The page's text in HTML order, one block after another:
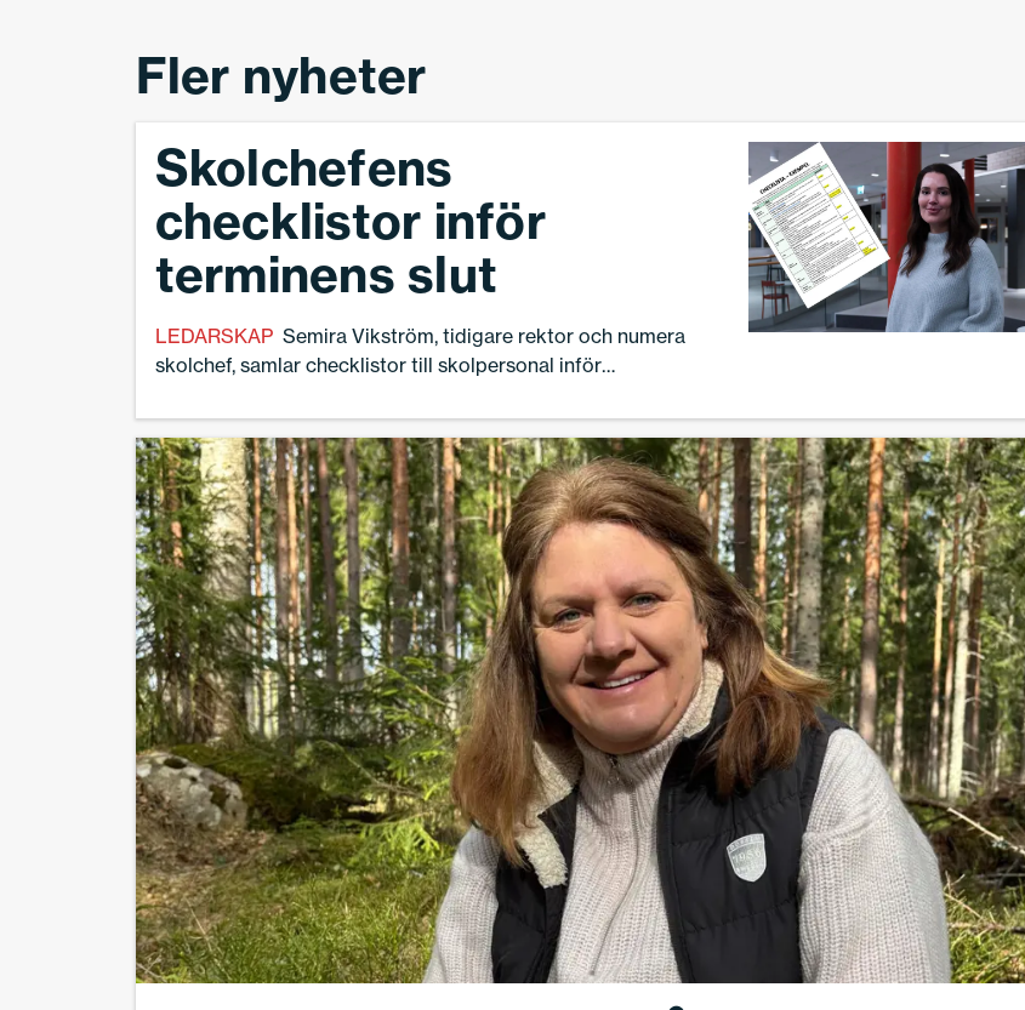
Fler nyheter
Skolchefens
checklistor inför
terminens slut
LEDARSKAP Semira Vikström, tidigare rektor och numera
skolchef, samlar checklistor till skolpersonal inför